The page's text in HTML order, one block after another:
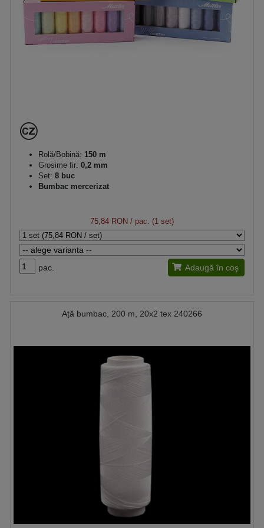
Rolă/Bobină: 150 m
Grosime fir: 0,2 mm
Set: 8 buc
Bumbac mercerizat
75,84 RON / pac. (1 set)
pac. Adaugă în coș
Ață bumbac, 200 m, 20x2 tex 240266